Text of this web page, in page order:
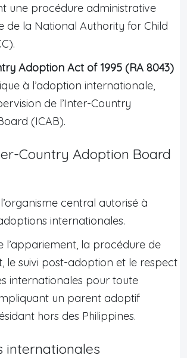
une procédure administrative
de la National Authority for Child
Adoption Act of 1995 (RA 8043)
à l’adoption internationale,
de l’Inter-Country
(ICAB).
Country Adoption Board
l’organisme central autorisé à
internationales.
l’appariement, la procédure de
le suivi post-adoption et le respect
internationales pour toute
un parent adoptif
hors des Philippines.
internationales